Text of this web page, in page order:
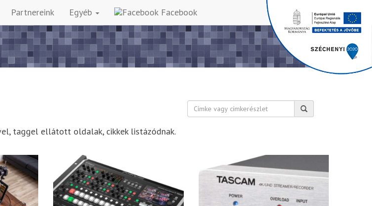
Partnereink Egyéb Facebook
Keresés:
taggel ellátott oldalak, cikkek listázódnak.